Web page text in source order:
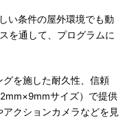
条件の屋外環境でも動
を通して、プログラムに
を施した耐久性、信頼
サイズ）で提供
クションカメラなどを見